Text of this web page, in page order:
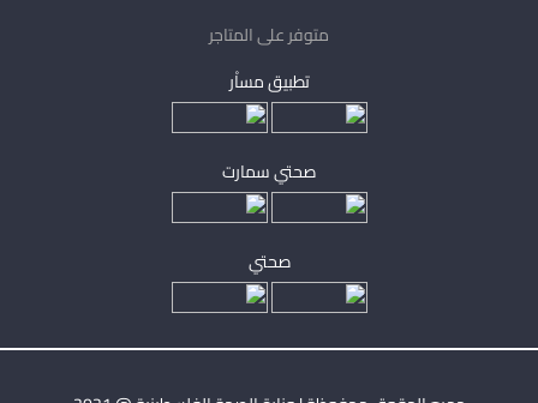
متوفر على المتاجر
تطبيق مساْر
صحتي سمارت
صحتي